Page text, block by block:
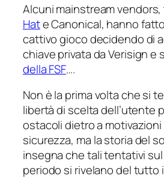
Alcuni mainstream vendors,
Hate Canonical, hanno
cattivo gioco decidendo di
chiave privata da Verisign e
della FSF….
Non è la prima volta che si
libertà di scelta dell’utente
ostacoli dietro a
sicurezza, ma la storia del
insegna che tali tentativi
periodo si rivelano del tutto